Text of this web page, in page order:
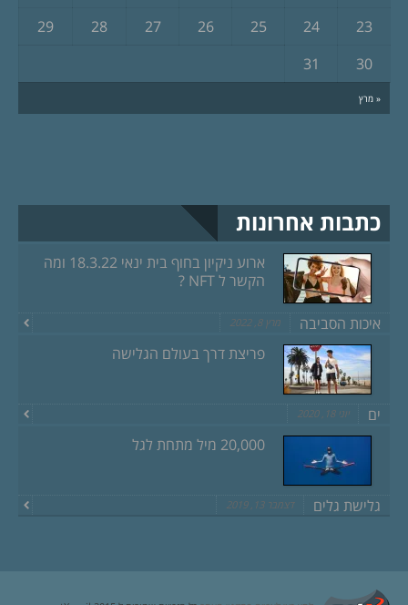
« מרץ
23
24
25
26
27
28
29
30
31
כתבות אחרונות
ארוע ניקיון בחוף בית ינאי 18.3.22 ומה
הקשר ל NFT ?
איכות הסביבה מרץ 8, 2022
פריצת דרך בעולם הגלישה
ים יוני 18, 2020
20,000 מיל מתחת לגל
גלישת גלים דצמבר 13, 2019